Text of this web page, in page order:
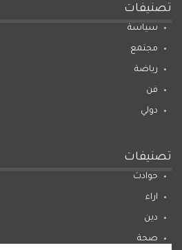
تصنيفات
سياسة
مجتمع
رياضة
فن
دولي
تصنيفات
حوادث
اراء
دين
صحة